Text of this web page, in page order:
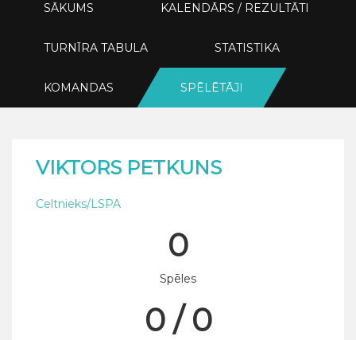
SĀKUMS KALENDĀRS / REZULTĀTI
TURNĪRA TABULA STATISTIKA
KOMANDAS SPĒLĒTĀJI
VIKTORS PETKUNS
Celtnieks/LSPA
0
Spēles
0 / 0